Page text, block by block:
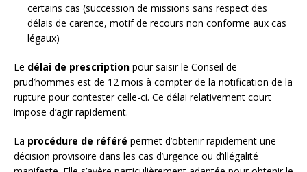
certains cas (succession de missions sans respect des
délais de carence, motif de recours non conforme aux cas
légaux)
Le délai de prescription pour saisir le Conseil de
prud’hommes est de 12 mois à compter de la notification de la
rupture pour contester celle-ci. Ce délai relativement court
impose d’agir rapidement.
La procédure de référé permet d’obtenir rapidement une
décision provisoire dans les cas d’urgence ou d’illégalité